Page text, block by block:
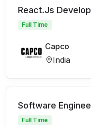
React.Js
Full Time
Capco
India
Software
Full Time